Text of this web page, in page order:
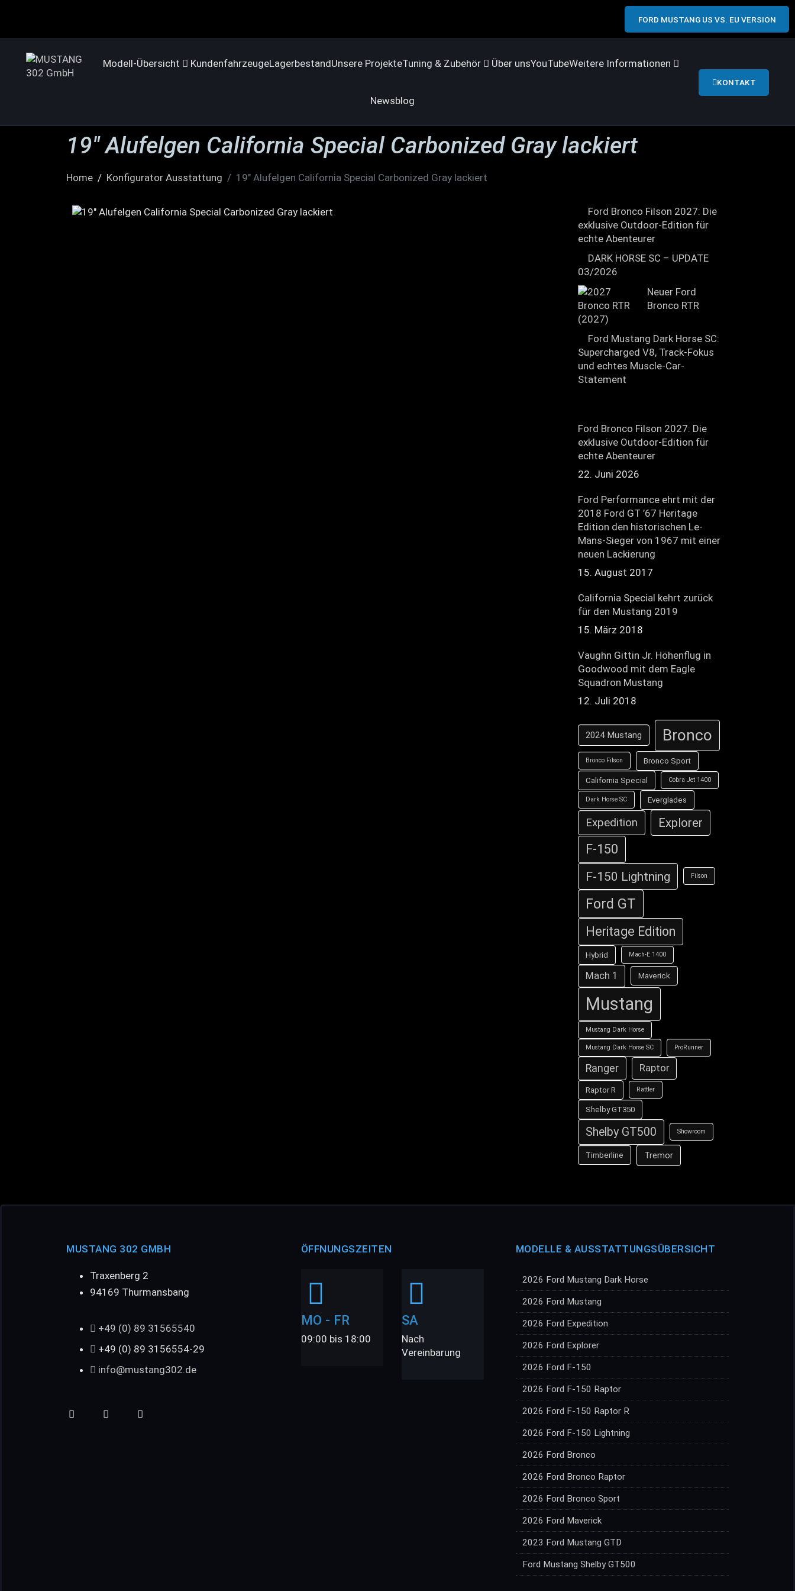
FORD MUSTANG US VS. EU VERSION
Modell-Übersicht KundenfahrzeugeLagerbestandUnsere ProjekteTuning & Zubehör Über unsYouTubeWeitere Informationen
Newsblog
KONTAKT
19″ Alufelgen California Special Carbonized Gray lackiert
Home Konfigurator Ausstattung 19" Alufelgen California Special Carbonized Gray lackiert
Ford Bronco Filson 2027: Die
exklusive Outdoor-Edition für
echte Abenteurer
DARK HORSE SC – UPDATE
03/2026
Neuer Ford
Bronco RTR
(2027)
Ford Mustang Dark Horse SC:
Supercharged V8, Track-Fokus
und echtes Muscle-Car-
Statement
Ford Bronco Filson 2027: Die
exklusive Outdoor-Edition für
echte Abenteurer
22. Juni 2026
Ford Performance ehrt mit der
2018 Ford GT ’67 Heritage
Edition den historischen Le-
Mans-Sieger von 1967 mit einer
neuen Lackierung
15. August 2017
California Special kehrt zurück
für den Mustang 2019
15. März 2018
Vaughn Gittin Jr. Höhenflug in
Goodwood mit dem Eagle
Squadron Mustang
12. Juli 2018
2024 Mustang Bronco
Bronco Filson Bronco Sport
California Special Cobra Jet 1400
Dark Horse SC Everglades
Expedition Explorer
F-150
F-150 Lightning
Filson
Ford GT
Heritage Edition
Hybrid Mach-E 1400
Mach 1 Maverick
Mustang
Mustang Dark Horse
Mustang Dark Horse SC ProRunner
Ranger Raptor
Raptor R Rattler
Shelby GT350
Shelby GT500 Showroom
Timberline Tremor
MUSTANG 302 GMBH
Traxenberg 2
94169 Thurmansbang
+49 (0) 89 31565540
+49 (0) 89 3156554-29
info@mustang302.de
ÖFFNUNGSZEITEN
MO - FR
09:00 bis 18:00
SA
Nach
Vereinbarung
MODELLE & AUSSTATTUNGSÜBERSICHT
2026 Ford Mustang Dark Horse
2026 Ford Mustang
2026 Ford Expedition
2026 Ford Explorer
2026 Ford F-150
2026 Ford F-150 Raptor
2026 Ford F-150 Raptor R
2026 Ford F-150 Lightning
2026 Ford Bronco
2026 Ford Bronco Raptor
2026 Ford Bronco Sport
2026 Ford Maverick
2023 Ford Mustang GTD
Ford Mustang Shelby GT500